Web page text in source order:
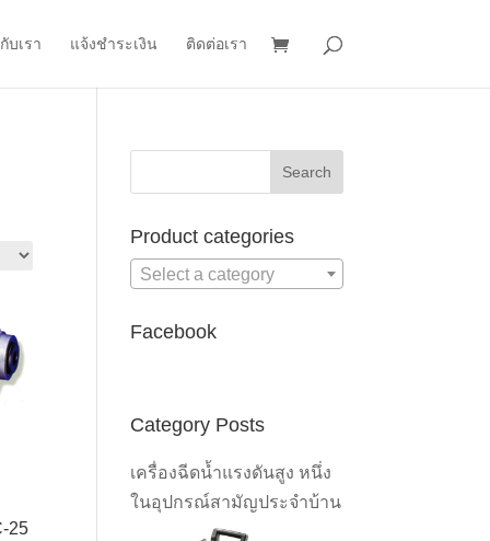
บเรา แจ้งชำระเงิน ติดต่อเรา
25
Product categories
Select a category
Facebook
Category Posts
เครื่องฉีดน้ำแรงดันสูง หนึ่ง
ในอุปกรณ์สามัญประจำบ้าน